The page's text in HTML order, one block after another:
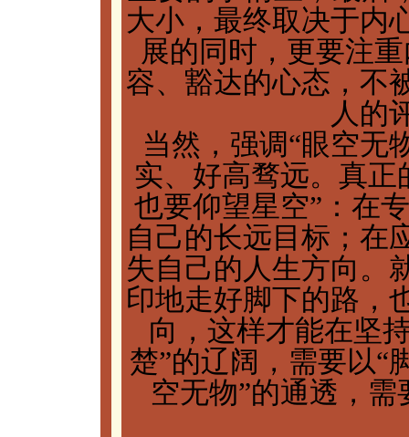
大小，最终取决于内
展的同时，更要注
容、豁达的心态，不
人的
当然，强调“眼空无
实、好高骛远。真正
也要仰望星空”：在
自己的长远目标；在
失自己的人生方向。
印地走好脚下的路，
向，这样才能在坚
楚”的辽阔，需要以“
空无物”的通透，